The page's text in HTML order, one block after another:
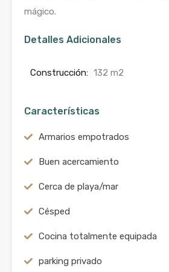
mágico.
Detalles Adicionales
Construcción: 132 m2
Características
Armarios empotrados
Buen acercamiento
Cerca de playa/mar
Césped
Cocina totalmente equipada
parking privado